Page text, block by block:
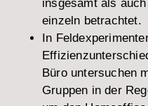
insgesamt als
einzeln betrachtet.
In
Büro untersuchen
Gruppen in der